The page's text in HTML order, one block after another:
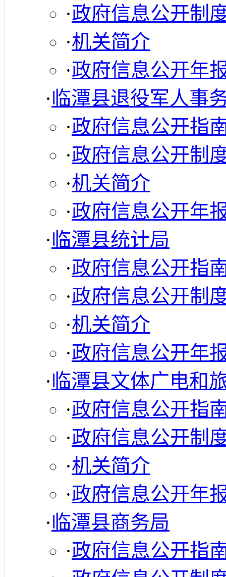
·政府信息公开制
·机关简介
·政府信息公开年
·临潭县退役军人事
·政府信息公开指
·政府信息公开制
·机关简介
·政府信息公开年
·临潭县统计局
·政府信息公开指
·政府信息公开制
·机关简介
·政府信息公开年
·临潭县文体广电和
·政府信息公开指
·政府信息公开制
·机关简介
·政府信息公开年
·临潭县商务局
·政府信息公开指